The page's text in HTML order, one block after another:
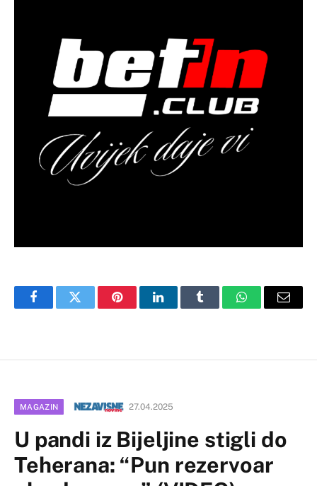
FacebookTwitter PinterestLinkedInTumblr WhatsAppEmail
MAGAZIN 27.04.2025
U pandi iz Bijeljine stigli do
Teherana: “Pun rezervoar